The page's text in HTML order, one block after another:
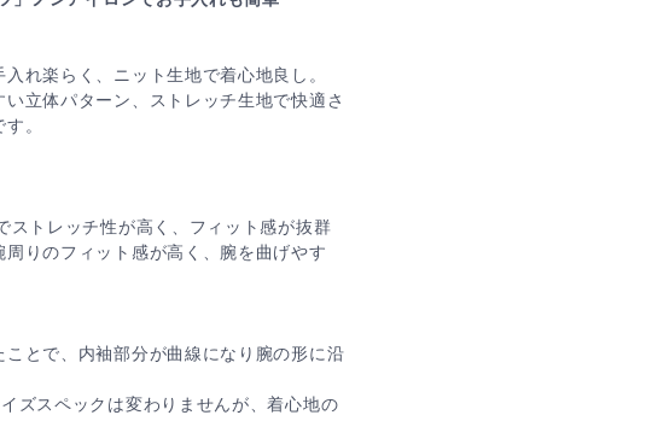
れ楽らく、ニット生地で着心地良し。
立体パターン、ストレッチ生地で快適さ
。
ストレッチ性が高く、フィット感が抜群
りのフィット感が高く、腕を曲げやす
とで、内袖部分が曲線になり腕の形に沿
ズスペックは変わりませんが、着心地の